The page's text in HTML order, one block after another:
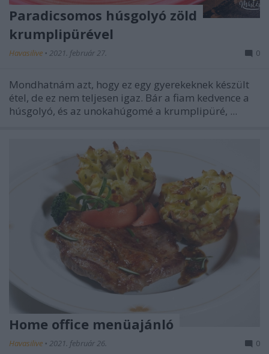
Paradicsomos húsgolyó zöld
krumplipürével
Havasilive • 2021. február 27. 0
Mondhatnám azt, hogy ez egy gyerekeknek készült
étel, de ez nem teljesen igaz. Bár a fiam kedvence a
húsgolyó, és az unokahúgomé a krumplipüré, ...
Home office menüajánló
Havasilive • 2021. február 26. 0